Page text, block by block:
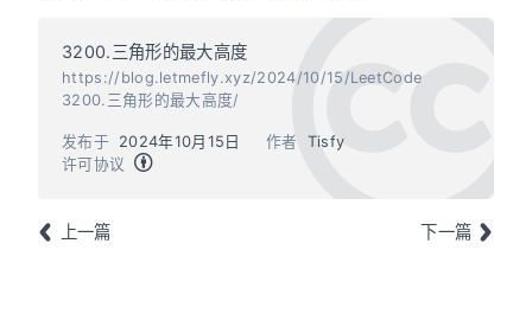
3200.三角形的最大高度
https://blog.letmefly.xyz/2024/10/15/LeetCode
3200.三角形的最大高度/
作者 Tisfy
发布于
2024年10月15日
许可协议
上一篇 下一篇